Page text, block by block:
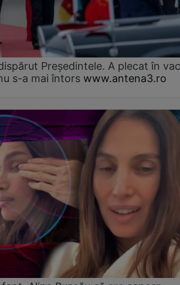
Președintele. A plecat în
s-a mai întors www.antena3.ro